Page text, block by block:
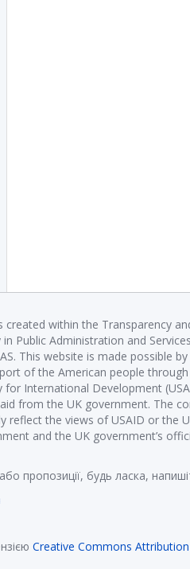
created within the Transparency
Public Administration and Services
This website is made possible
of the American people
for International Development
from the UK government. The
reflect the views of USAID or the
and the UK government’s
пропозиції, будь ласка,
Creative Commons